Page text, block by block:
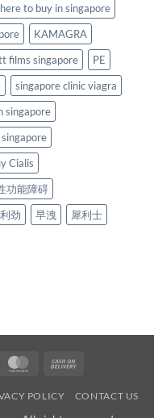
to buy in singapore
KAMAGRA
films singapore
PE
singapore clinic viagra
singapore
Cialis
功能障碍
劲 早洩
犀利士
MasterCard
Delivery
POLICY CONTACT US